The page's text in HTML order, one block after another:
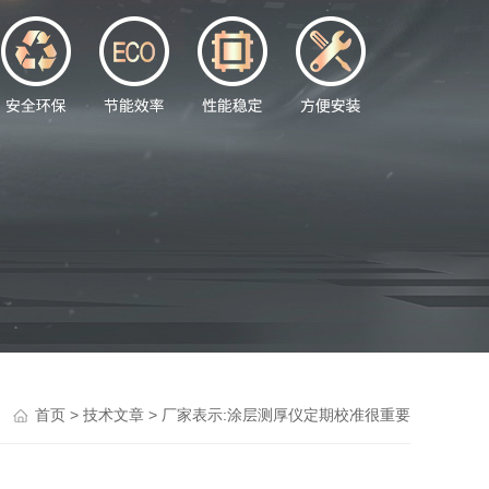
首页 > 技术文章 > 厂家表示:涂层测厚仪定期校准很重要